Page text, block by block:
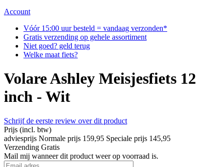
Account
Vóór 15:00 uur besteld = vandaag verzonden*
Gratis verzending op gehele assortiment
Niet goed? geld terug
Welke maat fiets?
Volare Ashley Meisjesfiets 12
inch - Wit
Schrijf de eerste review over dit product
Prijs (incl. btw)
adviesprijs Normale prijs 159,95 Speciale prijs 145,95
Verzending Gratis
Mail mij wanneer dit product weer op voorraad is.